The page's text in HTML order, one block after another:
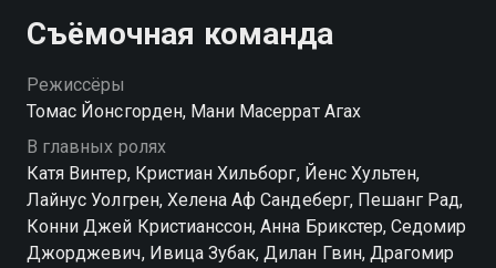
качестве на Смотрёшке
Съёмочная команда
Режиссёры
Томас Йонсгорден, Мани Масеррат Агах
В главных ролях
Катя Винтер, Кристиан Хильборг, Йенс Хультен,
Лайнус Уолгрен, Хелена Аф Сандеберг, Пешанг Рад,
Конни Джей Кристианссон, Анна Брикстер, Седомир
Джорджевич, Ивица Зубак, Дилан Гвин, Драгомир